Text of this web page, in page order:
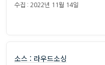
수집 : 2022년 11월 14일
소스 : 라우드소싱